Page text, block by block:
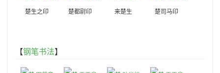
楚生之印 楚都尉印 来楚生 楚司马印
【钢笔书法】